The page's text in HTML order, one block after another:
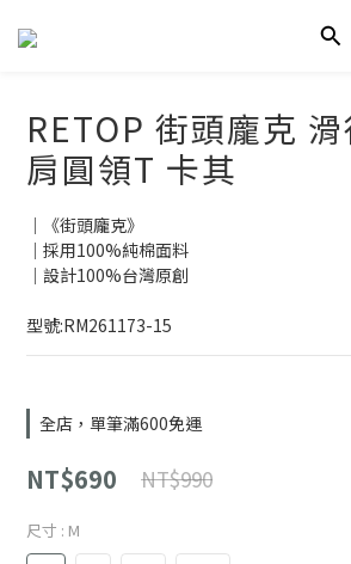
RETOP 街頭龐克
肩圓領T 卡其
｜《街頭龐克》
｜採用100%純棉面料
｜設計100%台灣原創
型號:RM261173-15
全店，單筆滿600免運
NT$690 NT$990
尺寸 : M